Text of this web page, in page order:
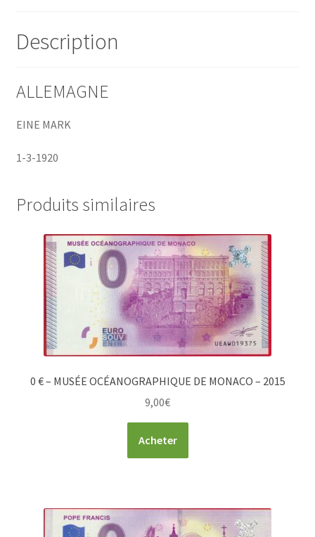
Description
ALLEMAGNE
EINE MARK
1-3-1920
Produits similaires
0 € – MUSÉE OCÉANOGRAPHIQUE DE MONACO – 2015
9,00€
Acheter